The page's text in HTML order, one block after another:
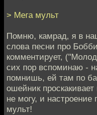
> Мега мульт
Помню, камрад, я в
слова песни про
комментирует,
сих пор вспоминаю -
помнишь, ей там по
ошейник
не могу, и
мульт!